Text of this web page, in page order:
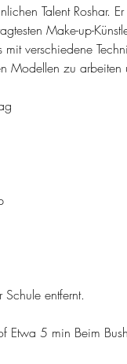
Talent Roshar.
Make-up-
verschiedene
zu arbeiten
entfernt.
5 min Beim